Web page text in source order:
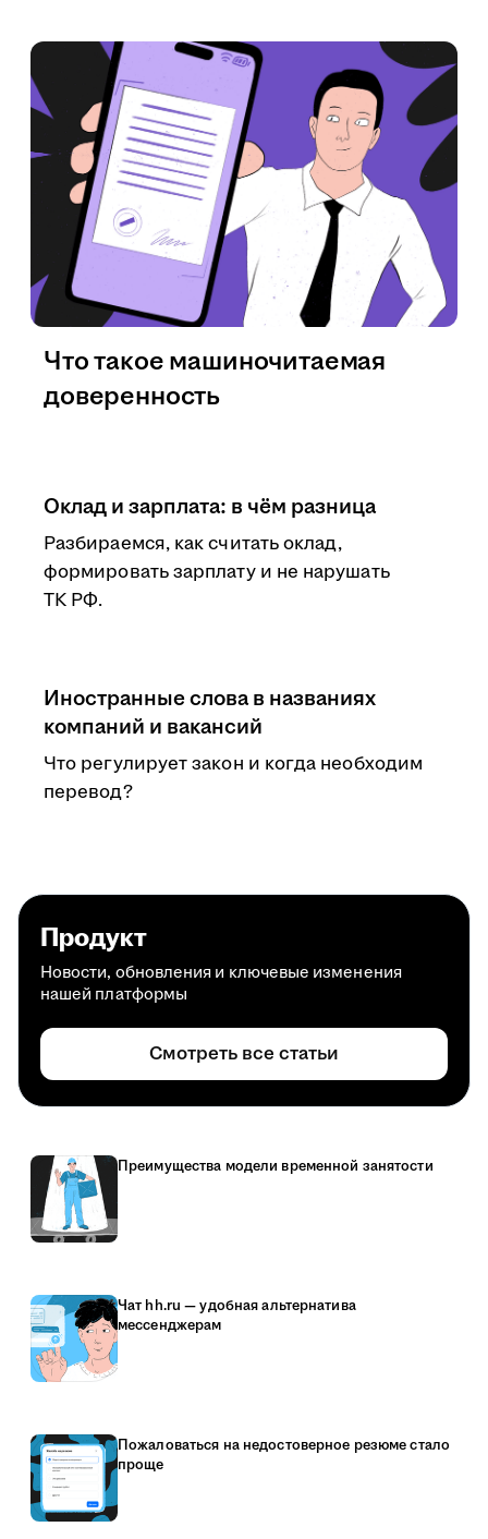
Оклад и зарплата: в чём разница
Разбираемся, как считать оклад,
формировать зарплату и не нарушать
ТК РФ.
Иностранные слова в названиях
компаний и вакансий
Что регулирует закон и когда необходим
перевод?
Что такое машиночитаемая
доверенность
Продукт
Новости, обновления и ключевые изменения
нашей платформы
Смотреть все статьи
Преимущества модели временной занятости
Чат hh.ru — удобная альтернатива
мессенджерам
Пожаловаться на недостоверное резюме стало
проще